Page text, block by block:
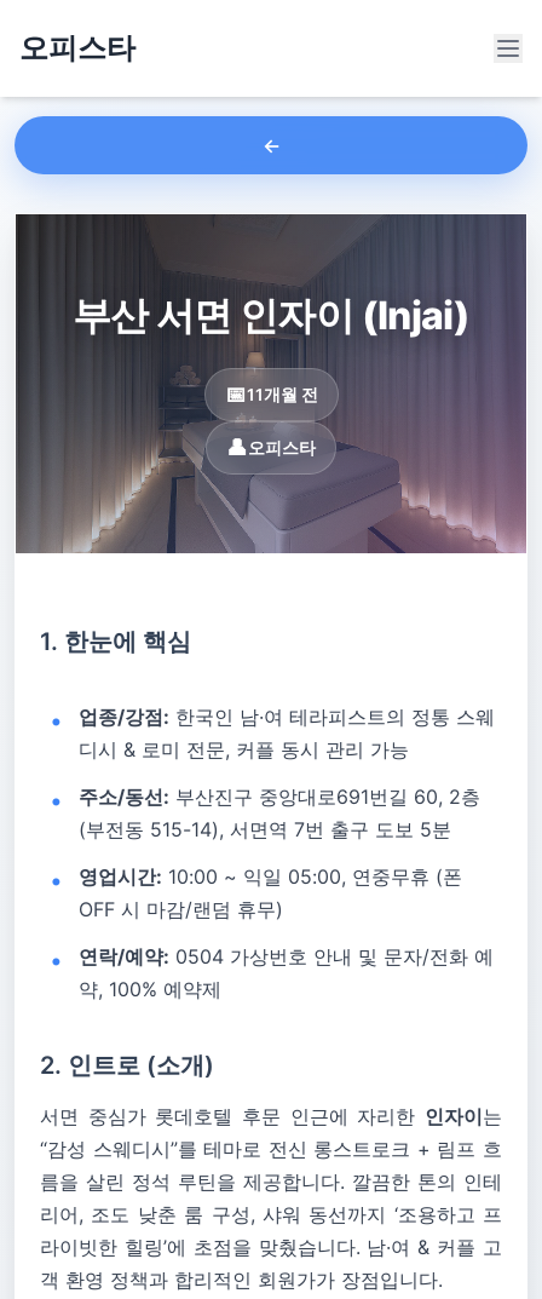
오피스타
부산 서면 인자이 (Injai)
11개월 전
오피스타
1. 한눈에 핵심
업종/강점: 한국인 남·여 테라피스트의 정통 스웨
디시 & 로미 전문, 커플 동시 관리 가능
주소/동선: 부산진구 중앙대로691번길 60, 2층
(부전동 515-14), 서면역 7번 출구 도보 5분
영업시간: 10:00 ~ 익일 05:00, 연중무휴 (폰
OFF 시 마감/랜덤 휴무)
연락/예약: 0504 가상번호 안내 및 문자/전화 예
약, 100% 예약제
2. 인트로 (소개)
서면 중심가 롯데호텔 후문 인근에 자리한 인자이는
“감성 스웨디시”를 테마로 전신 롱스트로크 + 림프 흐
름을 살린 정석 루틴을 제공합니다. 깔끔한 톤의 인테
리어, 조도 낮춘 룸 구성, 샤워 동선까지 ‘조용하고 프
라이빗한 힐링’에 초점을 맞췄습니다. 남·여 & 커플 고
객 환영 정책과 합리적인 회원가가 장점입니다.